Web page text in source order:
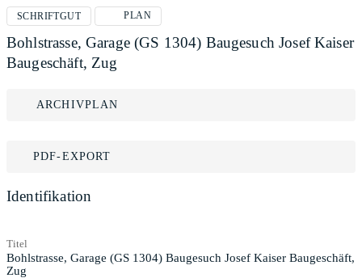
SCHRIFTGUT PLAN
Bohlstrasse, Garage (GS 1304) Baugesuch Josef Kaiser
Baugeschäft, Zug
ARCHIVPLAN
PDF-EXPORT
Identifikation
Titel
Bohlstrasse, Garage (GS 1304) Baugesuch Josef Kaiser Baugeschäft,
Zug